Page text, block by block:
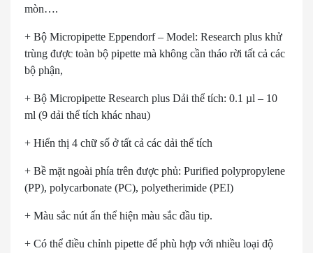
mòn….
+ Bộ Micropipette Eppendorf – Model: Research plus khử
trùng được toàn bộ pipette mà không cần tháo rời tất cả các
bộ phận,
+ Bộ Micropipette Research plus Dải thể tích: 0.1 µl – 10
ml (9 dải thể tích khác nhau)
+ Hiển thị 4 chữ số ở tất cả các dải thể tích
+ Bề mặt ngoài phía trên được phủ: Purified polypropylene
(PP), polycarbonate (PC), polyetherimide (PEI)
+ Màu sắc nút ấn thể hiện màu sắc đầu tip.
+ Có thể điều chỉnh pipette để phù hợp với nhiều loại độ